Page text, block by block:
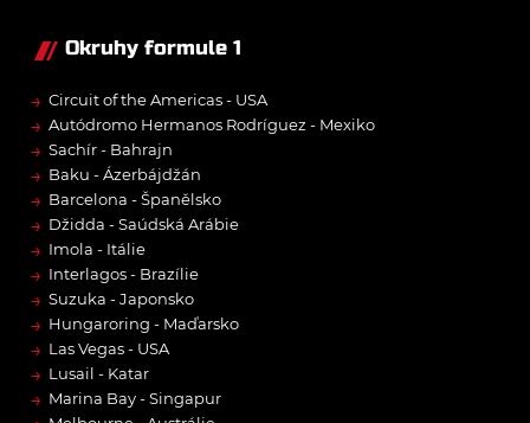
Okruhy formule 1
→ Circuit of the Americas - USA
→ Autódromo Hermanos Rodríguez - Mexiko
→ Sachír - Bahrajn
→ Baku - Ázerbájdžán
→ Barcelona - Španělsko
→ Džidda - Saúdská Arábie
→ Imola - Itálie
→ Interlagos - Brazílie
→ Suzuka - Japonsko
→ Hungaroring - Maďarsko
→ Las Vegas - USA
→ Lusail - Katar
→ Marina Bay - Singapur